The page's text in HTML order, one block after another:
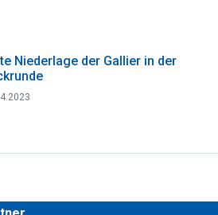
Niederlage der Gallier in der